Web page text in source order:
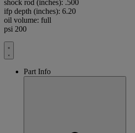
shock rod (inches): .500
ifp depth (inches): 6.20
oil volume: full
psi 200
Part Info